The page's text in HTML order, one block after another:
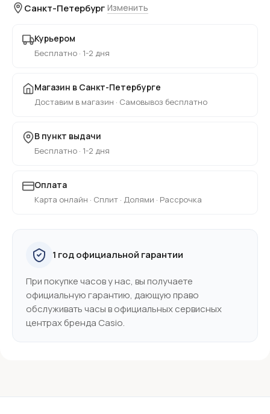
Санкт-Петербург Изменить
Курьером
Бесплатно · 1-2 дня
Магазин в Санкт-Петербурге
Доставим в магазин · Самовывоз бесплатно
В пункт выдачи
Бесплатно · 1-2 дня
Оплата
Карта онлайн · Сплит · Долями · Рассрочка
1 год официальной гарантии
При покупке часов у нас, вы получаете
официальную гарантию, дающую право
обслуживать часы в официальных сервисных
центрах бренда Casio.